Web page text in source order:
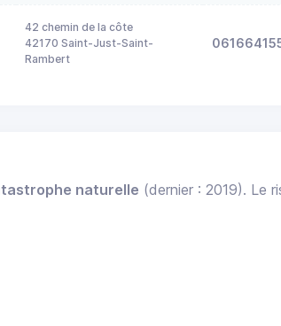
42 chemin de la côte
42170 Saint-Just-Saint-
Rambert
naturelle (dernier : 2019). Le